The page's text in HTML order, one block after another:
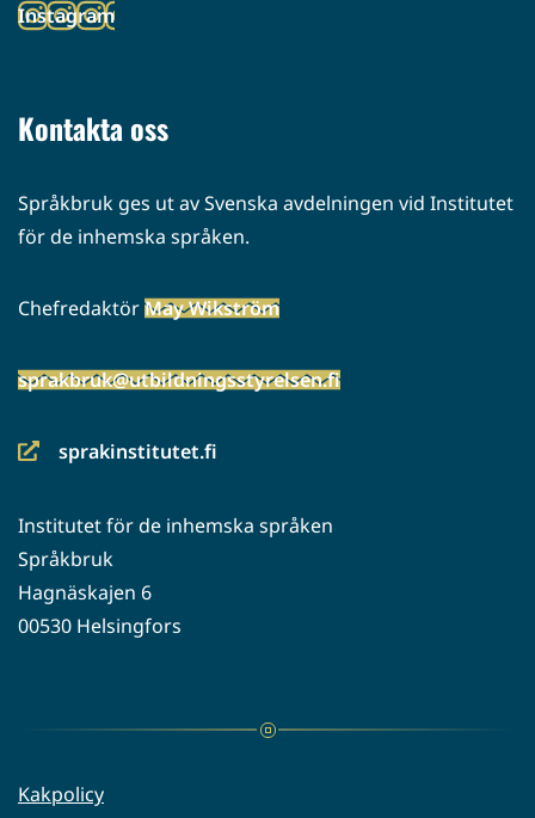
palveluun)
Instagram
(siirryt
Kontakta oss
Språkbruk ges ut av Svenska avdelningen vid Institutet
för de inhemska språken.
ChefredaktörMay Wikström
sprakbruk@utbildningsstyrelsen.fi
sprakinstitutet.fi
(siirryt
palveluun)
Institutet för de inhemska språken
Språkbruk
Hagnäskajen 6
00530 Helsingfors
Kakpolicy